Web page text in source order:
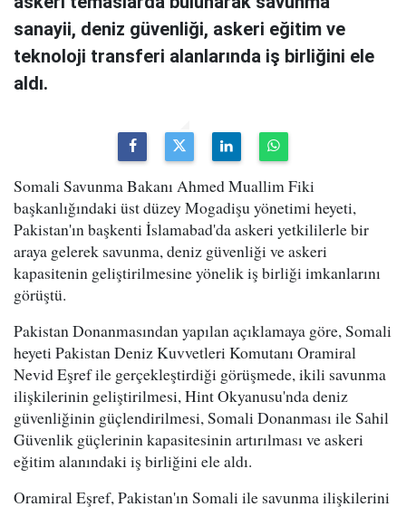
sanayii, deniz güvenliği, askeri eğitim ve
teknoloji transferi alanlarında iş birliğini ele
aldı.
Somali Savunma Bakanı Ahmed Muallim Fiki
başkanlığındaki üst düzey Mogadişu yönetimi heyeti,
Pakistan'ın başkenti İslamabad'da askeri yetkililerle bir
araya gelerek savunma, deniz güvenliği ve askeri
kapasitenin geliştirilmesine yönelik iş birliği imkanlarını
görüştü.
Pakistan Donanmasından yapılan açıklamaya göre, Somali
heyeti Pakistan Deniz Kuvvetleri Komutanı Oramiral
Nevid Eşref ile gerçekleştirdiği görüşmede, ikili savunma
ilişkilerinin geliştirilmesi, Hint Okyanusu'nda deniz
güvenliğinin güçlendirilmesi, Somali Donanması ile Sahil
Güvenlik güçlerinin kapasitesinin artırılması ve askeri
eğitim alanındaki iş birliğini ele aldı.
Oramiral Eşref, Pakistan'ın Somali ile savunma ilişkilerini